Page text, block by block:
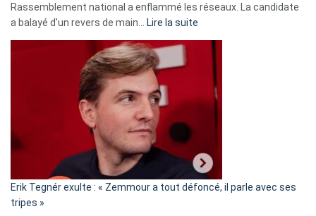
Rassemblement national a enflammé les réseaux. La candidate
a balayé d’un revers de main… Lire la suite
d’alliance
secrète
«
C’est
Erik Tegnér exulte : « Zemmour a tout défoncé, il parle avec ses
tripes »